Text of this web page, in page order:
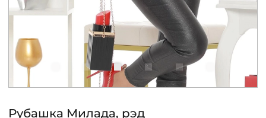
ЧАСТО ЗАДАВАЕМЫЕ ВОПРОСЫ
ОПТОВЫМ ПОКУПАТЕЛЯМ
РОЗНИЧНЫМ ПОКУПАТЕЛЯМ
Рубашка Милада, рэд